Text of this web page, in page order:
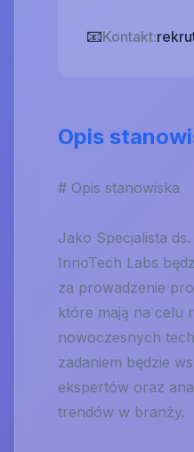
📧Kontakt:
Opis
# Opis stanowiska
Jako Specjalista
InnoTech Labs
za prowadzenie
które mają na celu
nowoczesnych
zadaniem będzie
ekspertów oraz
trendów w branży.